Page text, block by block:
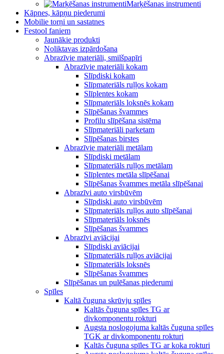
Marķēšanas instrumenti
Kāpnes, kāpņu piederumi
Mobilie torņi un sastatnes
Festool faniem
Jaunākie produkti
Noliktavas izpārdošana
Abrazīvie materiāli, smilšpapīri
Abrazīvie materiāli kokam
Slīpdiski kokam
Slīpmateriāls ruļļos kokam
Slīplentes kokam
Slīpmateriāls loksnēs kokam
Slīpēšanas švammes
Profilu slīpēšana sistēma
Slīpmateriāli parketam
Slīpēšanas birstes
Abrazīvie materiāli metālam
Slīpdiski metālam
Slīpmateriāls ruļļos metālam
Slīplentes metāla slīpēšanai
Slīpēšanas švammes metāla slīpēšanai
Abrazīvi auto virsbūvēm
Slīpdiski auto virsbūvēm
Slīpmateriāls ruļļos auto slīpēšanai
Slīpmateriāls loksnēs
Slīpēšanas švammes
Abrazīvi aviācijai
Slīpdiski aviācijai
Slīpmateriāls ruļļos aviācijai
Slīpmateriāls loksnēs
Slīpēšanas švammes
Slīpēšanas un pulēšanas piederumi
Spīles
Kaltā čuguna skrūvju spīles
Kaltās čuguna spīles TG ar
divkomponentu rokturi
Augsta noslogojuma kaltās čuguna spīles
TGK ar divkomponentu rokturi
Kaltās čuguna spīles TG ar koka rokturi